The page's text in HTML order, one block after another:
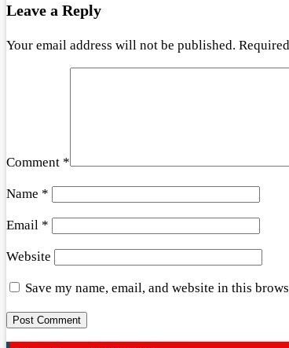
Leave a Reply
Your email address will not be published.
Comment *
Name *
Email *
Website
Save my name, email, and website in this